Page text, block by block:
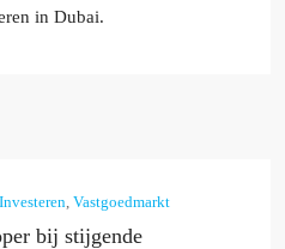
in Dubai.
Investeren, Vastgoedmarkt
bij stijgende